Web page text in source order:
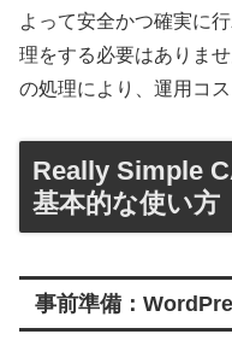
よって安全かつ確実に
理をする必要はありま
の処理により、運用コ
Really Simple
基本的な使い方
事前準備：